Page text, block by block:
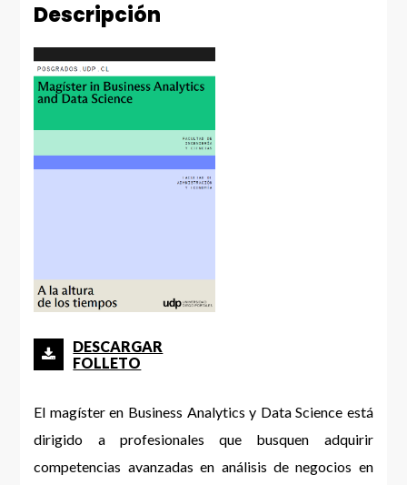
Descripción
DESCARGAR
FOLLETO
El magíster en Business Analytics y Data Science está
dirigido a profesionales que busquen adquirir
competencias avanzadas en análisis de negocios en